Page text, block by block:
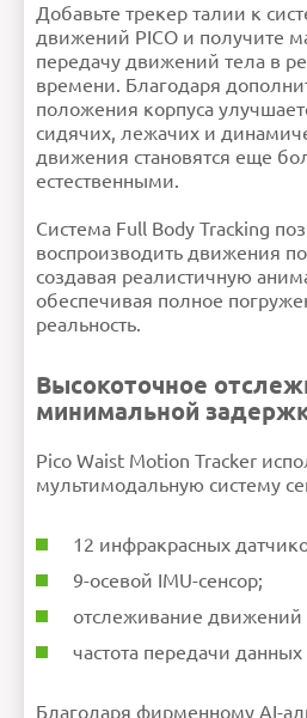
Добавьте трекер талии к
движений PICO и получите
передачу движений тела в
времени. Благодаря
положения корпуса
сидячих, лежачих и
движения становятся еще
естественными.
Система Full Body Tracking
воспроизводить движения
создавая реалистичную
обеспечивая полное
реальность.
Высокоточное
минимальной
Pico Waist Motion Tracker
мультимодальную систему
12 инфракрасных
9-осевой IMU-сенсор;
отслеживание движений
частота передачи данных
Благодаря фирменному AI-